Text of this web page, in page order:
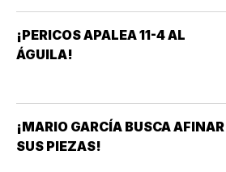
¡PERICOS APALEA 11-4 AL
ÁGUILA!
¡MARIO GARCÍA BUSCA AFINAR
SUS PIEZAS!